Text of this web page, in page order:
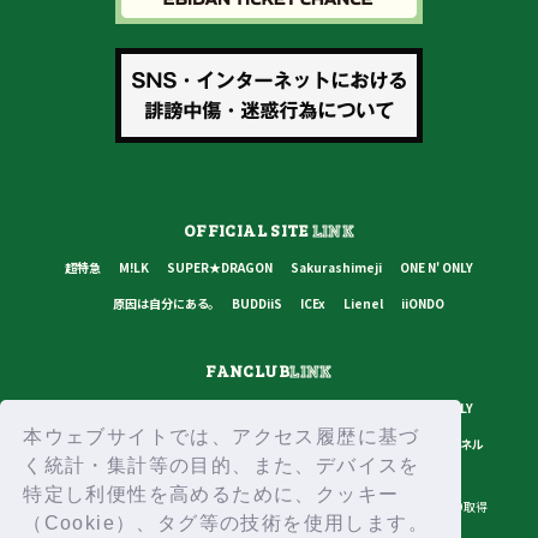
本ウェブサイトでは、アクセス履歴に基づ
く統計・集計等の目的、また、デバイスを
特定し利便性を高めるために、クッキー
（Cookie）、タグ等の技術を使用します。
OFFICIAL SITELINK
超特急 M!LK SUPER★DRAGON Sakurashimeji
ONE N' ONLY
原因は自分にある。
BUDDiiS ICEx Lienel iiONDO
FANCLUBLINK
ONE N' ONLY
原因は自分にある。
BUDDiiS ICEx Lienel スターダストチャンネル
プライバシーポリシー ご利用規約 推奨環境 ヘルプ・お問い合わせ
ID取得